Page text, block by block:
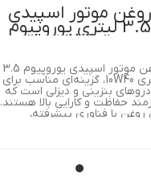
روغن موتور اسپیدی
3.5 لیتری یوروپیوم
10W40
روغن موتور اسپیدی یوروپیوم 3.5
لیتری 10W40، گزینه‌ای مناسب برای
بنزینی و دیزلی است که
حفاظت و کارایی بالا هستند.
روغن با فناوری پیشرفته،
تضمین‌کننده کارایی و